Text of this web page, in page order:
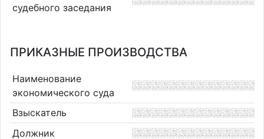
судебного заседания
ПРИКАЗНЫЕ ПРОИЗВОДСТВА
Наименование
экономического суда
Взыскатель
Должник